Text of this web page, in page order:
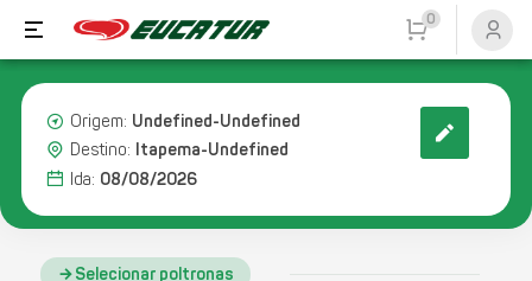
0
Origem: Undefined-Undefined
Destino: Itapema-Undefined
Ida: 08/08/2026
Selecionar poltronas